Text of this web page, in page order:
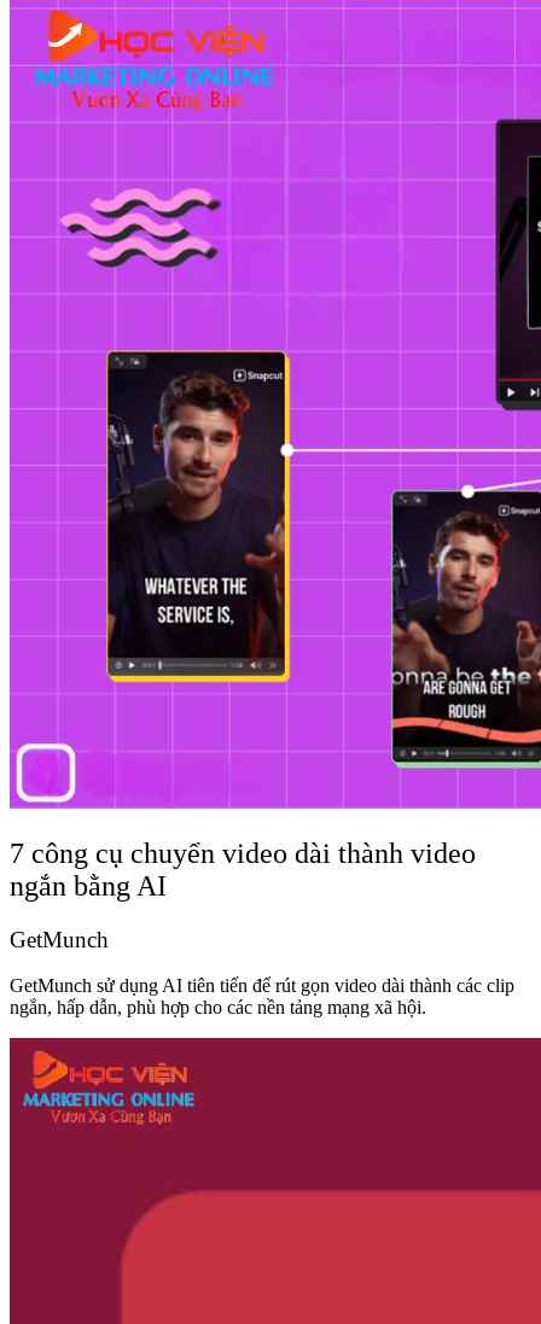
7 công cụ chuyển video dài thành video
ngắn bằng AI
GetMunch
GetMunch sử dụng AI tiên tiến để rút gọn video dài thành các clip
ngắn, hấp dẫn, phù hợp cho các nền tảng mạng xã hội.